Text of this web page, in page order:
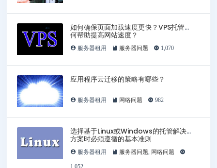
如何确保页面加载速度更快？VPS托管如
何帮助提高网站速度？
服务器租用 服务器问题 1,070
应用程序云迁移的策略有哪些？
服务器租用 网络问题 982
选择基于Linux或Windows的托管解决
方案时必须遵循的基本准则
服务器租用 服务器问题, 网络问题
1,052